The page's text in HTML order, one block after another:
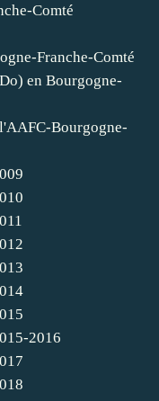
Comté
Franche-Comté
en Bourgogne-
Bourgogne-
2016